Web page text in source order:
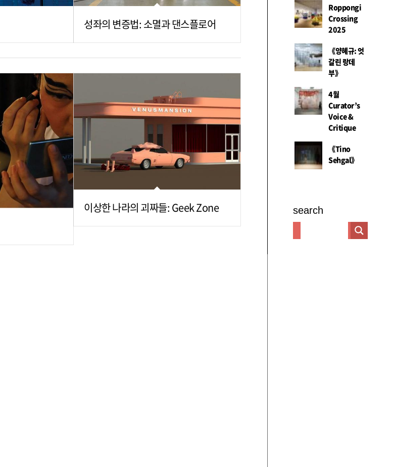
성좌의 변증법: 소멸과 댄스플로어
이상한 나라의 괴짜들: Geek Zone
Roppongi
Crossing
2025
《양혜규: 엇
갈린 랑데
부》
4월
Curator’s
Voice &
Critique
《Tino
Sehgal》
search